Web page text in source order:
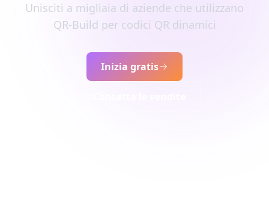
Unisciti a migliaia di aziende che utilizzano
QR-Build per codici QR dinamici
Inizia gratis